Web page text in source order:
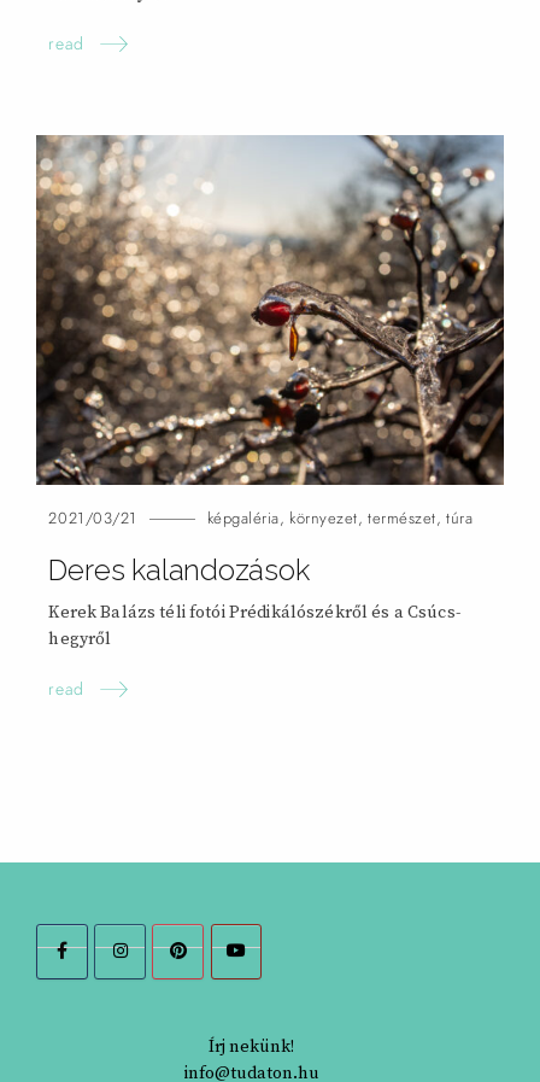
read
2021/03/21 képgaléria, környezet,természet,túra
Deres kalandozások
Kerek Balázs téli fotói Prédikálószékről és a Csúcs-
hegyről
read
Írj nekünk!
info@tudaton.hu